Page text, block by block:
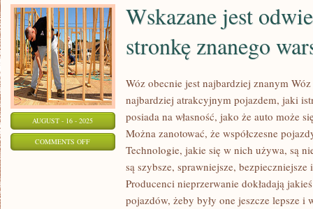
NALEŻYTYCH
KWALIFIKACJI
AUGUST - 16 - 2025
COMMENTS OFFON
Wskazane jest
stronkę znanego
Wóz obecnie jest najbardziej znanym
najbardziej atrakcyjnym pojazdem, jaki
posiada na własność, jako że auto może
Można zanotować, że współczesne
Technologie, jakie się w nich używa, są
są szybsze, sprawniejsze,
Producenci nieprzerwanie dokładają
pojazdów, żeby były one jeszcze lepsze i